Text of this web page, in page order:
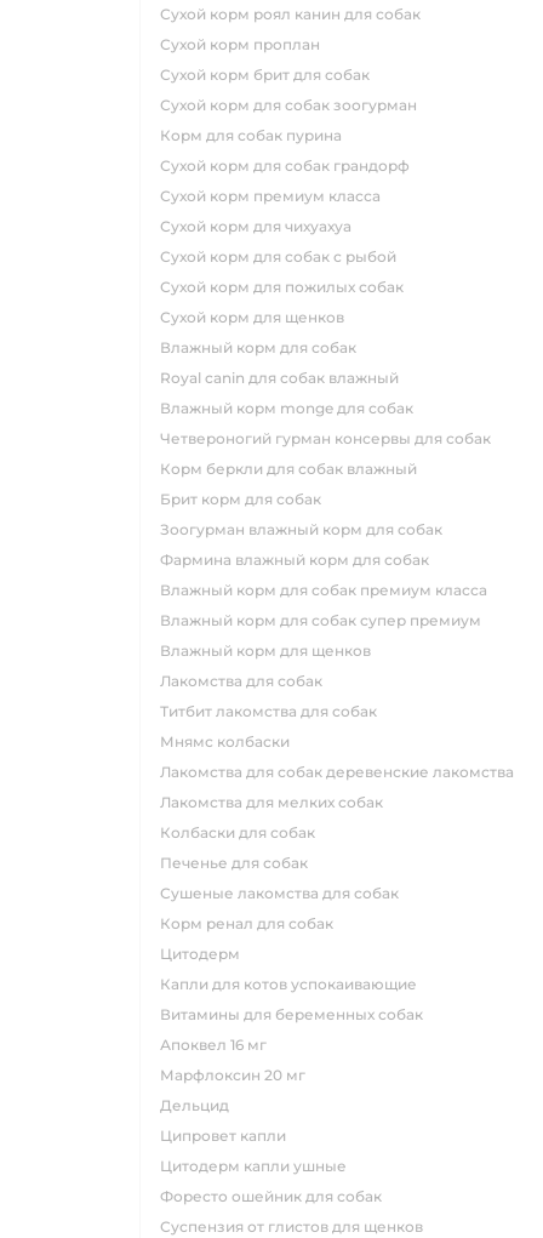
сухой корм роял канин для собак
сухой корм проплан
сухой корм брит для собак
сухой корм для собак зоогурман
корм для собак пурина
сухой корм для собак грандорф
сухой корм премиум класса
сухой корм для чихуахуа
сухой корм для собак с рыбой
сухой корм для пожилых собак
сухой корм для щенков
влажный корм для собак
royal canin для собак влажный
влажный корм monge для собак
четвероногий гурман консервы для собак
корм беркли для собак влажный
брит корм для собак
зоогурман влажный корм для собак
фармина влажный корм для собак
влажный корм для собак премиум класса
влажный корм для собак супер премиум
влажный корм для щенков
лакомства для собак
титбит лакомства для собак
мнямс колбаски
лакомства для собак деревенские лакомства
лакомства для мелких собак
колбаски для собак
печенье для собак
сушеные лакомства для собак
корм ренал для собак
цитодерм
капли для котов успокаивающие
витамины для беременных собак
апоквел 16 мг
марфлоксин 20 мг
дельцид
ципровет капли
цитодерм капли ушные
форесто ошейник для собак
суспензия от глистов для щенков